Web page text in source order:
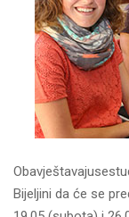
Bijeljini da će se